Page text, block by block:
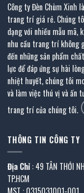
Công ty Đèn Chùm Xinh
trang trí giá rẻ. Chúng
dạng với nhiều mẫu mã,
nhu cầu trang trí không
đến những sản phẩm
lực để đáp ứng sự hài
nhiệt huyết, chúng tôi
và làm việc thú vị và ấn
trang trí của chúng tôi.
THÔNG TIN CÔNG TY
Địa Chỉ : 49 TÂN THỚI
TP.HCM